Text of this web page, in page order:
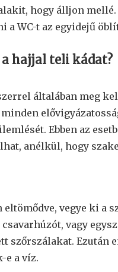
hogy álljon
WC-t az egyidejű
hajjal teli kádat?
általában meg
Ebben az
anélkül, hogy
vegye ki a
vagy
szőrszálakat. Ezután
e a víz.